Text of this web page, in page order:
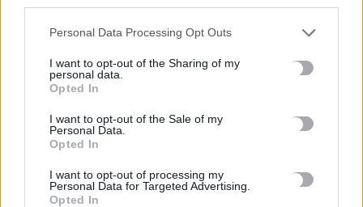
Personal Data Processing Opt Outs
I want to opt-out of the Sharing of my
personal data.
Opted In
I want to opt-out of the Sale of my
Personal Data.
Opted In
I want to opt-out of processing my
Personal Data for Targeted Advertising.
Opted In
TRENDING
ΠΑΣΟΚ #ΑΛΕΞΗΣ ΤΣΙΠΡΑΣ
ΣΧΕΤΙΚΆ ΆΡΘΡΑ